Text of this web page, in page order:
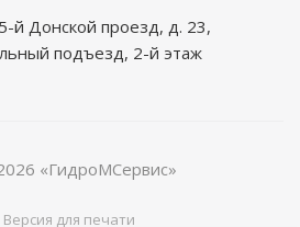
5-й Донской проезд, д. 23,
подъезд, 2-й этаж
«ГидроМСервис»
Версия для печати